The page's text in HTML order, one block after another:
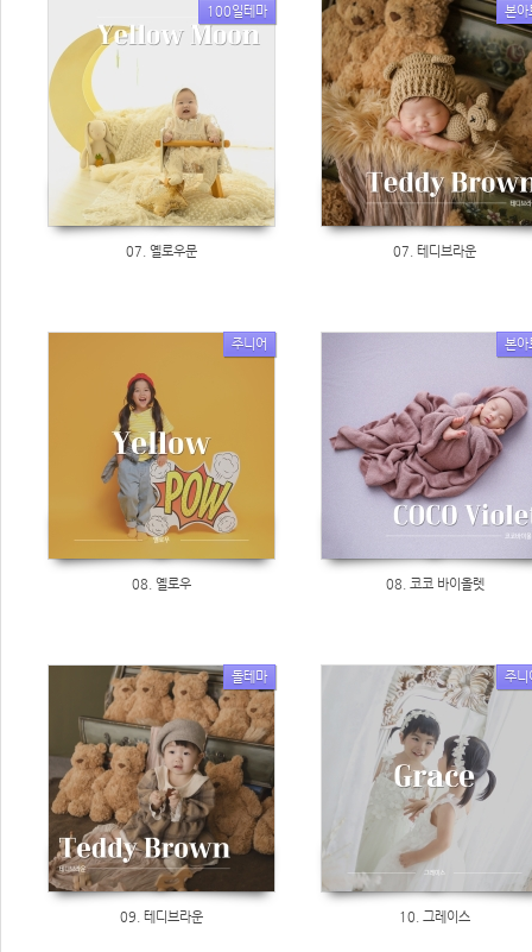
100일테마
07. 옐로우문
본아
07. 테디브라운
주니어
08. 옐로우
본아
08. 코코 바이올렛
돌테마
09. 테디브라운
주니
10. 그레이스